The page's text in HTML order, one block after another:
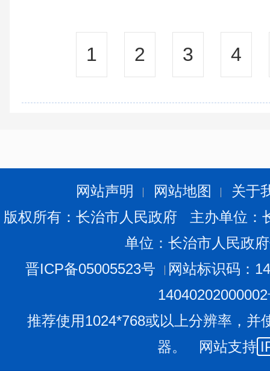
1 2 3 4
网站声明 网站地图
关于
版权所有：长治市人民政府 主办单位
单位：长治市人民政
晋ICP备05005523号
网站标识码：
推荐使用1024*768或以上分辨率，并
器。 网站支持